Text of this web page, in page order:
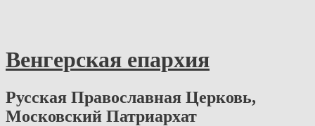
Венгерская епархия
Русская Православная Церковь,
Московский Патриархат